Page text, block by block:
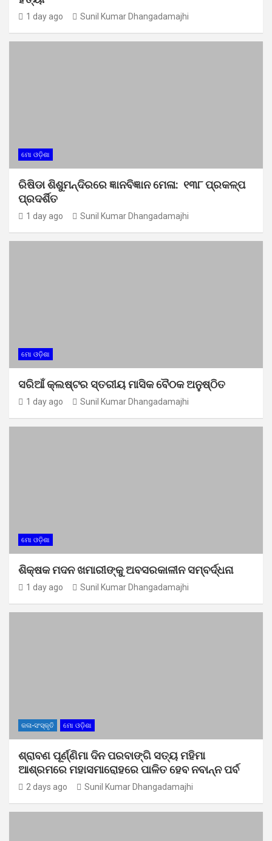
1 day ago Sunil Kumar Dhangadamajhi
ମୋ ଓଡ଼ିଶା
ରିଷିଡା ଶିଶୁମନ୍ଦିରରେ ଜ୍ଞାନବିଜ୍ଞାନ ମେଳା: ୧୩୮ ପ୍ରକଳ୍ପ
ପ୍ରଦର୍ଶିତ
1 day ago Sunil Kumar Dhangadamajhi
ମୋ ଓଡ଼ିଶା
ସରିଆଁ କ୍ଲଷ୍ଟର ସ୍ତରୀୟ ମାସିକ ବୈଠକ ଅନୁଷ୍ଠିତ
1 day ago Sunil Kumar Dhangadamajhi
ମୋ ଓଡ଼ିଶା
ଶିକ୍ଷକ ମଦନ ଖମାରୀଙ୍କୁ ଅବସରକାଳୀନ ସମ୍ବର୍ଦ୍ଧନା
1 day ago Sunil Kumar Dhangadamajhi
କଳା-ସଂସ୍କୃତି ମୋ ଓଡ଼ିଶା
ଶ୍ରାବଣ ପୂର୍ଣ୍ଣିମା ଦିନ ପରବାଙ୍ଗି ସତ୍ୟ ମହିମା
ଆଶ୍ରମରେ ମହାସମାରୋହରେ ପାଳିତ ହେବ ନବାନ୍ନ ପର୍ବ
2 days ago Sunil Kumar Dhangadamajhi